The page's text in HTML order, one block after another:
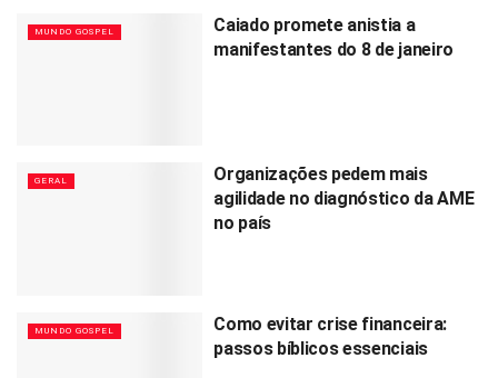
MUNDO GOSPEL
Caiado promete anistia a
manifestantes do 8 de janeiro
GERAL
Organizações pedem mais
agilidade no diagnóstico da AME
no país
MUNDO GOSPEL
Como evitar crise financeira:
passos bíblicos essenciais